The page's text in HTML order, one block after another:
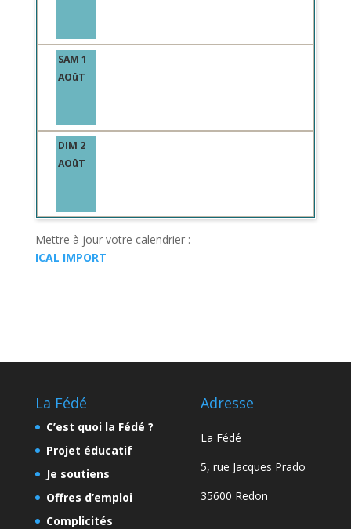
SAM 1
AOûT
DIM 2
AOûT
Mettre à jour votre calendrier :
ICAL IMPORT
La Fédé
C’est quoi la Fédé ?
Projet éducatif
Je soutiens
Offres d’emploi
Complicités
Adresse
La Fédé
5, rue Jacques Prado
35600 Redon